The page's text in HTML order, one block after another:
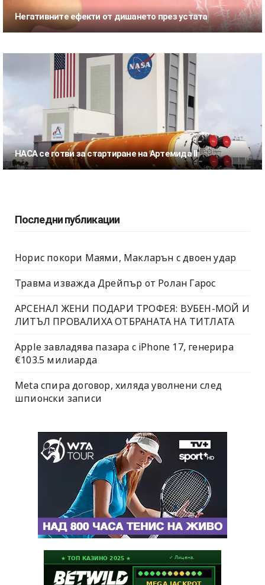
Негативните ефекти от дишането през устата
НАСА се готви за стартиране на Артемида II
Последни публикации
Норис покори Маями, Макларън с двоен удар
Травма изважда Дрейпър от Ролан Гарос
АРСЕНАЛ ЖЕНИ ПОДАРИ ТРОФЕЯ: ВУБЕН-МОЙ И
ЛИТЪЛ ПРОВАЛИХА ОТБРАНАТА НА ТИТЛАТА
Apple завладява пазара с iPhone 17, генерира
€103.5 милиарда
Meta спира договор, хиляда уволнени след
шпионски записи